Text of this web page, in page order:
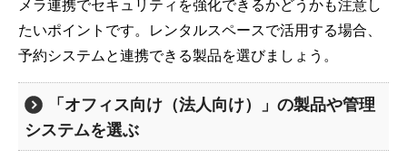
メラ連携でセキュリティを強化できるかどうかも注意し
たいポイントです。レンタルスペースで活用する場合、
予約システムと連携できる製品を選びましょう。
「オフィス向け（法人向け）」の製品や管理
システムを選ぶ